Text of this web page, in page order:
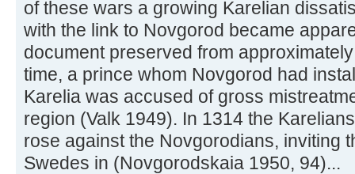
of these wars a growing Karelian
with the link to Novgorod became
document preserved from
time, a prince whom Novgorod had
Karelia was accused of gross
region (Valk 1949). In 1314 the
rose against the Novgorodians, inviting
Swedes in (Novgorodskaia 1950, 94)...